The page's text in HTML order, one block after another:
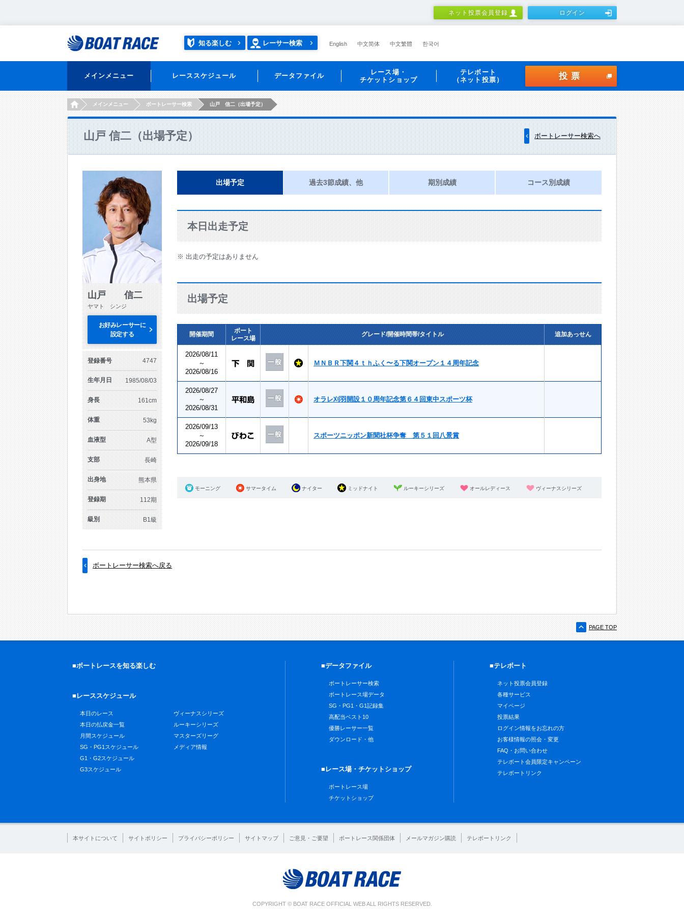
ネット投票会員登録 ログイン
知る楽しむ レーサー検索 English 中文简体 中文繁體 한국어
メインメニュー レーススケジュール データファイル
レース場・
チケットショップ
テレボート
（ネット投票）
投票
HOMEメインメニュー ボートレーサー検索 山戸 信二（出場予定）
山戸 信二（出場予定） ボートレーサー検索へ
山戸 信二
ヤマト シンジ
お好みレーサーに
設定する
登録番号 4747
生年月日 1985/08/03
身長 161cm
体重 53kg
血液型 A型
支部 長崎
出身地 熊本県
登録期 112期
級別 B1級
出場予定 過去3節成績、他 期別成績 コース別成績
本日出走予定
※ 出走の予定はありません
出場予定
開催期間
ボート
レース場
グレード/開催時間帯/タイトル 追加あっせん
2026/08/11
～
2026/08/16
ＭＮＢＲ下関４ｔｈふく〜る下関オープン１４周年記念
2026/08/27
～
2026/08/31
オラレ刈羽開設１０周年記念第６４回東中スポーツ杯
2026/09/13
～
2026/09/18
スポーツニッポン新聞社杯争奪 第５１回八景賞
モーニング サマータイム ナイター ミッドナイト ルーキーシリーズ オールレディース ヴィーナスシリーズ
ボートレーサー検索へ戻る
PAGE TOP
■ボートレースを知る楽しむ
■レーススケジュール
本日のレース
本日の払戻金一覧
月間スケジュール
SG・PG1スケジュール
G1・G2スケジュール
G3スケジュール
ヴィーナスシリーズ
ルーキーシリーズ
マスターズリーグ
メディア情報
■データファイル
ボートレーサー検索
ボートレース場データ
SG・PG1・G1記録集
高配当ベスト10
優勝レーサー一覧
ダウンロード・他
■レース場・チケットショップ
ボートレース場
チケットショップ
■テレボート
ネット投票会員登録
各種サービス
マイページ
投票結果
ログイン情報をお忘れの方
お客様情報の照会・変更
FAQ・お問い合わせ
テレボート会員限定キャンペーン
テレボートリンク
本サイトについて サイトポリシー プライバシーポリシー サイトマップ ご意見・ご要望 ボートレース関係団体 メールマガジン購読 テレボートリンク
COPYRIGHT © BOAT RACE OFFICIAL WEB ALL RIGHTS RESERVED.